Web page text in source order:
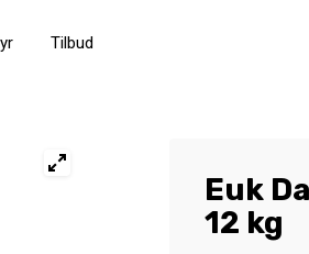
Tilbud
Euk
12 kg